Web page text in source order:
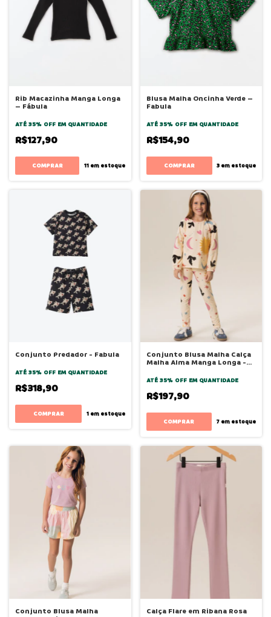
Rib Macazinha Manga Longa
– Fábula
ATÉ 35% OFF EM QUANTIDADE
R$127,90
COMPRAR 11em estoque
Blusa Malha Oncinha Verde –
Fabula
ATÉ 35% OFF EM QUANTIDADE
R$154,90
COMPRAR 3 em estoque
Conjunto Predador - Fabula
ATÉ 35% OFF EM QUANTIDADE
R$318,90
COMPRAR 1em estoque
Conjunto Blusa Malha Calça
Malha Alma Manga Longa -
ATÉ 35% OFF EM QUANTIDADE
R$197,90
COMPRAR 7 em estoque
Conjunto Blusa Malha Calça Flare em Ribana Rosa